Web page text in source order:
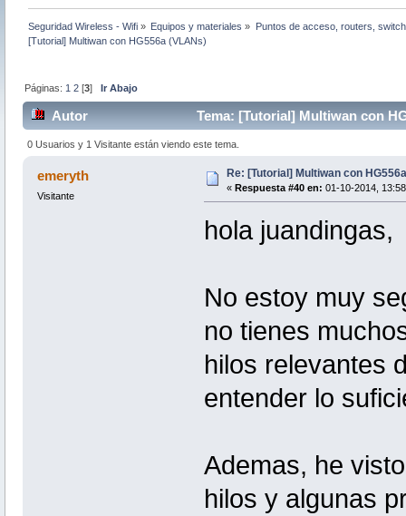
Seguridad Wireless - Wifi » Equipos y materiales » Puntos de acceso, routers,
[Tutorial] Multiwan con HG556a (VLANs)
Páginas: 1 2 [3]Ir Abajo
Autor Tema: [Tutorial] Multiwan con
0 Usuarios y 1 Visitante están viendo este tema.
emeryth
Visitante
Re: [Tutorial] Multiwan con
« Respuesta #40 en: 01-10-2014,
hola juandingas,
No estoy muy
no tienes
hilos relevantes
entender lo
Ademas, he
hilos y algunas